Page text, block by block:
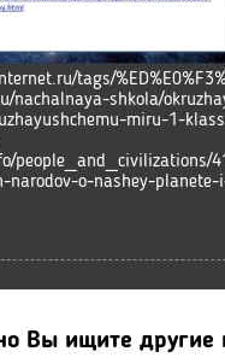
tags/
nachalnaya-shkola/
miru-1-
people_and_civilizations/
narodov-o-nashey-planete-
Вы ищите другие